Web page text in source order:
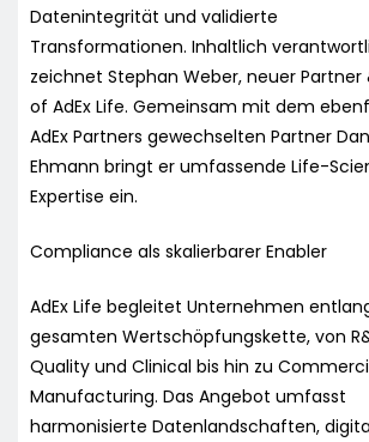
Datenintegrität und validierte
Transformationen. Inhaltlich
zeichnet Stephan Weber, neuer Partner
of AdEx Life. Gemeinsam mit dem
AdEx Partners gewechselten Partner
Ehmann bringt er umfassende Life-
Expertise ein.
Compliance als skalierbarer Enabler
AdEx Life begleitet Unternehmen
gesamten Wertschöpfungskette, von
Quality und Clinical bis hin zu
Manufacturing. Das Angebot umfasst
harmonisierte Datenlandschaften,